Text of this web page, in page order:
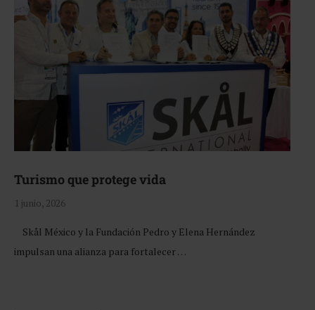
Turismo que protege vida
1 junio, 2026
Skål México y la Fundación Pedro y Elena Hernández
impulsan una alianza para fortalecer …